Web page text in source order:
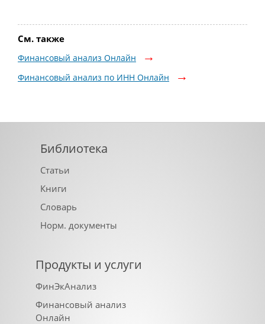
См. также
Финансовый анализ Онлайн
Финансовый анализ по ИНН Онлайн
Библиотека
Статьи
Книги
Словарь
Норм. документы
Продукты и услуги
ФинЭкАнализ
Финансовый анализ
Онлайн